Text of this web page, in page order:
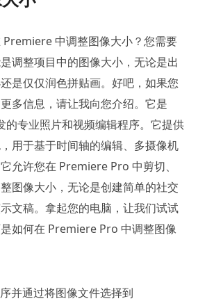
中调整图像大小？您需要
调整项目中的图像大小，无论是出
是仅仅润色拼贴画。好吧，如果您
多信息，请让我向您介绍。它是
专业照片和视频编辑程序。它提供
用于基于时间轴的编辑、多摄像机
允许您在 Premiere Pro 中剪切、
图像大小，无论是创建简单的社交
文稿。拿起您的电脑，让我们试试
如何在 Premiere Pro 中调整图像
并通过将图像文件选择到